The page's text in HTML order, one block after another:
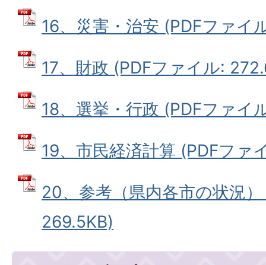
16、災害・治安 (PDFファイ
17、財政 (PDFファイル:
18、選挙・行政 (PDFファイ
19、市民経済計算 (PDFファ
20、参考（県内各市の状況
269.5KB)